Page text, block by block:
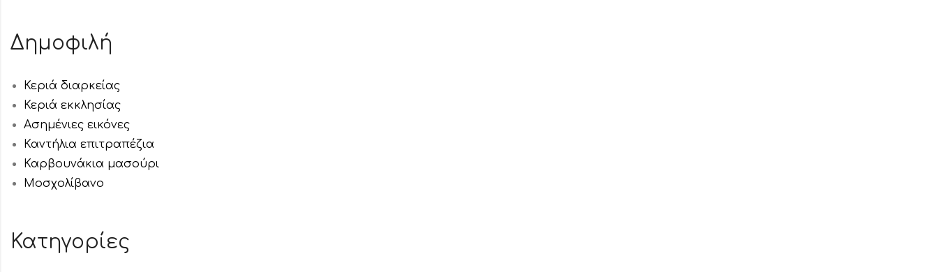
Δημοφιλή
Κεριά διαρκείας
Κεριά εκκλησίας
Ασημένιες εικόνες
Καντήλια επιτραπέζια
Καρβουνάκια μασούρι
Μοσχολίβανο
Κατηγορίες